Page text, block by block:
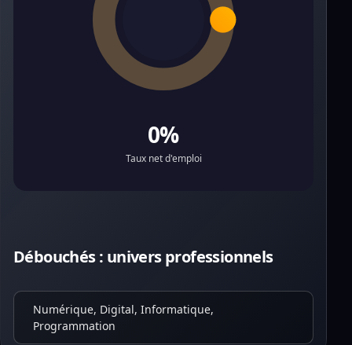
0%
Taux net d'emploi
Débouchés : univers professionnels
Numérique, Digital, Informatique,
Programmation